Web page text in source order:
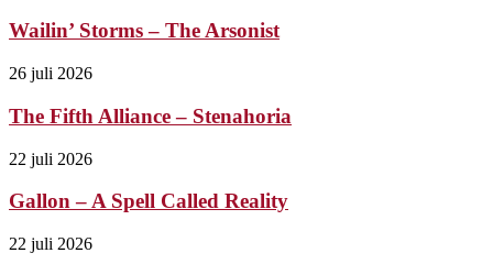
Wailin’ Storms – The Arsonist
26 juli 2026
The Fifth Alliance – Stenahoria
22 juli 2026
Gallon – A Spell Called Reality
22 juli 2026